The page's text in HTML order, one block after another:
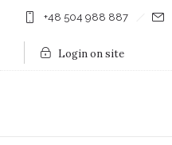
+48 504 988 887
Login on site